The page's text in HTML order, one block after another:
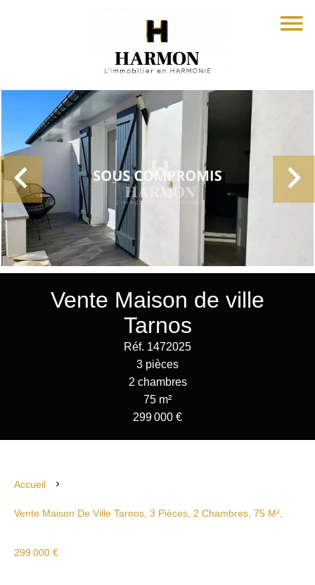
Vente Maison de ville
Tarnos
Réf. 1472025
3 pièces
2 chambres
75 m²
299 000 €
Accueil
Vente Maison De Ville Tarnos, 3 Pièces, 2 Chambres, 75 M²,
299 000 €